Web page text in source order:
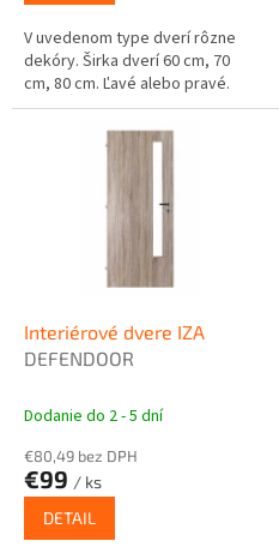
V uvedenom type dverí rôzne
dekóry. Širka dverí 60 cm, 70
cm, 80 cm. Ľavé alebo pravé.
Interiérové dvere IZA
DEFENDOOR
Dodanie do 2 - 5 dní
€80,49 bez DPH
€99 / ks
DETAIL